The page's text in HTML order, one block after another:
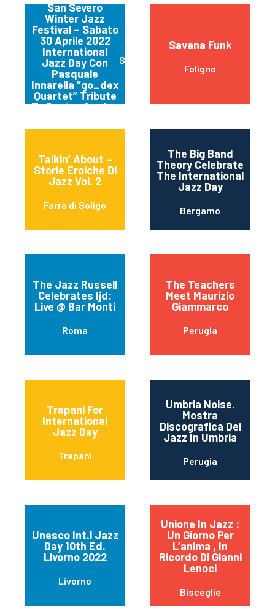
San Severo
Winter Jazz
Festival – Sabato
30 Aprile 2022
International
Jazz Day Con
Pasquale
Innarella “go_dex
Quartet” Tribute
To Dexter Gordon
San Severo Fg
Savana Funk
Foligno
Talkin’ About –
Storie Eroiche Di
Jazz Vol. 2
Farra di Soligo
The Big Band
Theory Celebrate
The International
Jazz Day
Bergamo
The Jazz Russell
Celebrates Ijd:
Live @ Bar Monti
Roma
The Teachers
Meet Maurizio
Giammarco
Perugia
Trapani For
International
Jazz Day
Trapani
Umbria Noise.
Mostra
Discografica Del
Jazz In Umbria
Perugia
Unesco Int.l Jazz
Day 10th Ed.
Livorno 2022
Livorno
Unione In Jazz :
Un Giorno Per
L’anima , In
Ricordo Di Gianni
Lenoci
Bisceglie